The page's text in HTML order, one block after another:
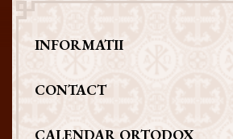
INFORMATII
CONTACT
CALENDAR ORTODOX